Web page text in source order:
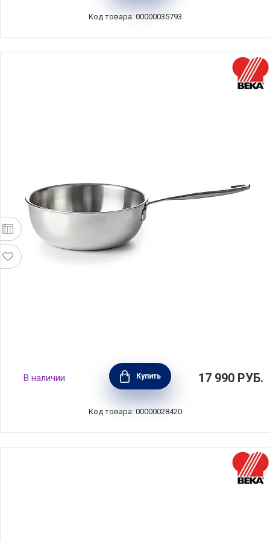
Код товара: 00000035793
Ковшик Maestro 2 л, диаметр 20 см,
нержавеющая сталь, цвет стальной, BEKA,
Бельгия, 15026214
В наличии Купить 17 990 РУБ.
Код товара: 00000028420